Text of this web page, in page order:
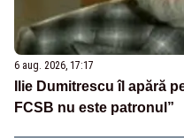
6 aug. 2026, 17:17
Ilie Dumitrescu îl apără
FCSB nu este patronul”